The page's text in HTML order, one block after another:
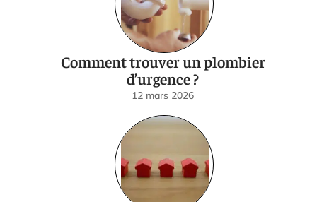
Comment trouver un plombier
d’urgence ?
12 mars 2026